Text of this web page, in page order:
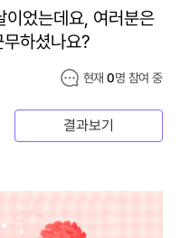
었는데요, 여러분은
하셨나요?
현재0명 참여 중
결과보기